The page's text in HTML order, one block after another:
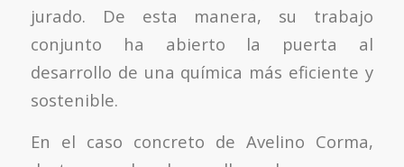
jurado. De esta manera, su trabajo
conjunto ha abierto la puerta al
desarrollo de una química más eficiente y
sostenible.
En el caso concreto de Avelino Corma,